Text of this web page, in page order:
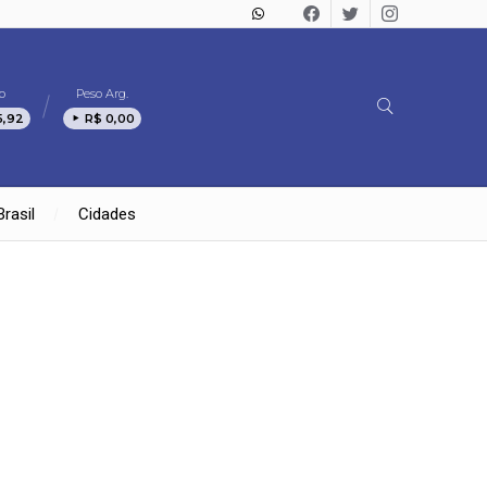
Peso Arg.
R$ 0,00
Cidades